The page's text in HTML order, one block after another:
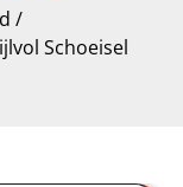
Schoeisel